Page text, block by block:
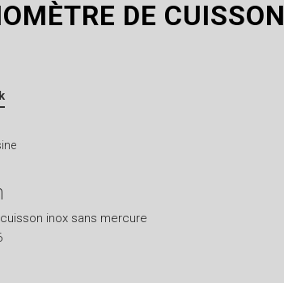
DE CUISSON
inox sans mercure